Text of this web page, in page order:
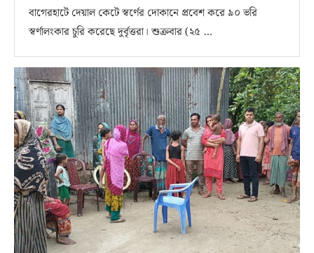
বাগেরহাটে দেয়াল কেটে স্বর্ণের দোকানে প্রবেশ করে ৯০ ভরি
স্বর্ণালংকার চুরি করেছে দুর্বৃত্তরা। শুক্রবার (২৫ …